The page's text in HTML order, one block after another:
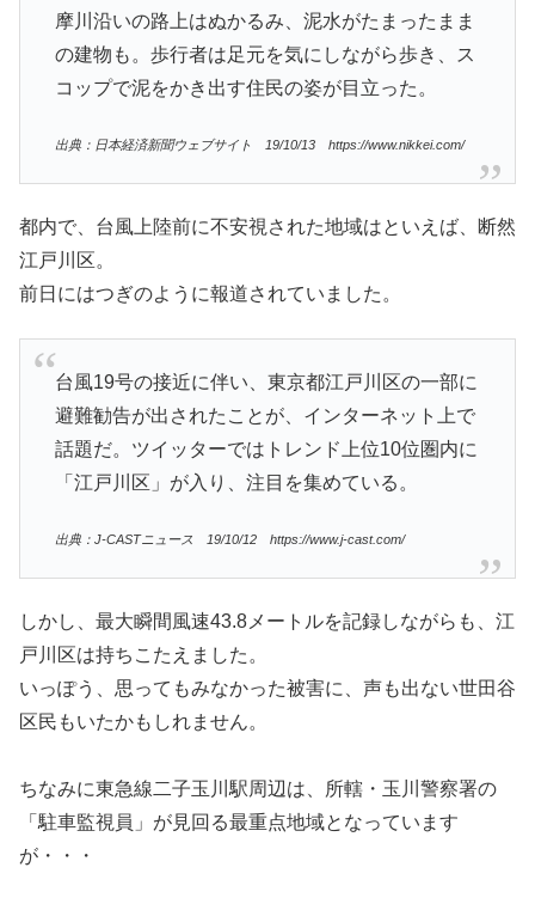
摩川沿いの路上はぬかるみ、泥水がたまったまま
の建物も。歩行者は足元を気にしながら歩き、ス
コップで泥をかき出す住民の姿が目立った。
出典：日本経済新聞ウェブサイト 19/10/13 https://www.nikkei.com/
都内で、台風上陸前に不安視された地域はといえば、断然
江戸川区。
前日にはつぎのように報道されていました。
台風19号の接近に伴い、東京都江戸川区の一部に
避難勧告が出されたことが、インターネット上で
話題だ。ツイッターではトレンド上位10位圏内に
「江戸川区」が入り、注目を集めている。
出典：J-CASTニュース 19/10/12 https://www.j-cast.com/
しかし、最大瞬間風速43.8メートルを記録しながらも、江
戸川区は持ちこたえました。
いっぽう、思ってもみなかった被害に、声も出ない世田谷
区民もいたかもしれません。
ちなみに東急線二子玉川駅周辺は、所轄・玉川警察署の
「駐車監視員」が見回る最重点地域となっています
が・・・